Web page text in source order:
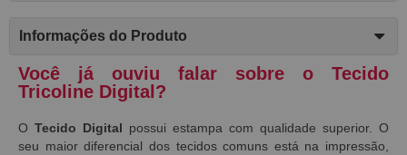
Informações do Produto
Você já ouviu falar sobre o Tecido
Tricoline Digital?
O Tecido Digital possui estampa com qualidade superior. O
seu maior diferencial dos tecidos comuns está na impressão,